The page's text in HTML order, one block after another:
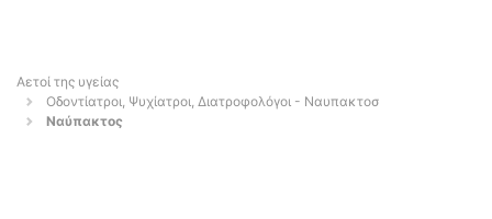
Αετοί της υγείας
Οδοντίατροι, Ψυχίατροι, Διατροφολόγοι - Ναυπακτοσ
Ναύπακτος